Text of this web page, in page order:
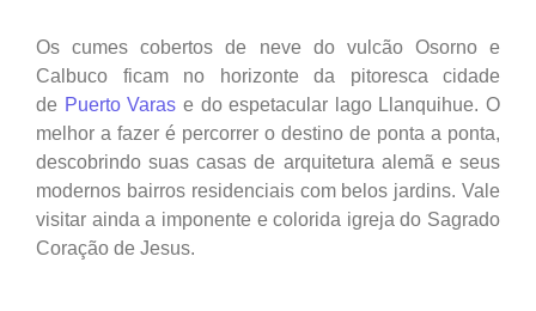
Os cumes cobertos de neve do vulcão Osorno e
Calbuco ficam no horizonte da pitoresca cidade
de Puerto Varas e do espetacular lago Llanquihue. O
melhor a fazer é percorrer o destino de ponta a ponta,
descobrindo suas casas de arquitetura alemã e seus
modernos bairros residenciais com belos jardins. Vale
visitar ainda a imponente e colorida igreja do Sagrado
Coração de Jesus.